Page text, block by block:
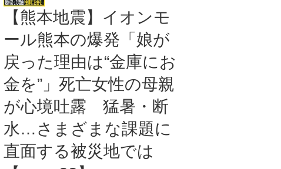
【熊本地震】イオンモ
ール熊本の爆発「娘が
戻った理由は“金庫にお
金を”」死亡女性の母親
が心境吐露 猛暑・断
水…さまざまな課題に
直面する被災地では